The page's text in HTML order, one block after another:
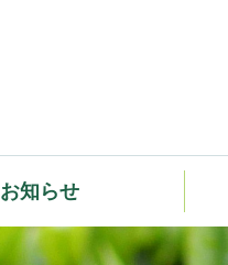
お知らせ